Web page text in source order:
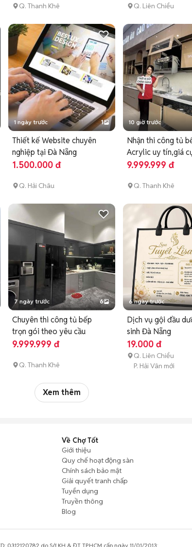
Q. Thanh Khê Q. Liên Chiểu
1 ngày trước 1
Thiết kế Website chuyên
nghiệp tại Đà Nẵng
1.500.000 đ
Q. Hải Châu
10 giờ trước
Nhận thi công tủ
Acrylic uy tín,giá
9.999.999 đ
Q. Thanh Khê
7 ngày trước 6
Chuyên thi công tủ bếp
trọn gói theo yêu cầu
9.999.999 đ
Q. Thanh Khê
6 ngày trước
Dịch vụ gội đầu
sinh Đà Nẵng
19.000 đ
Q. Liên Chiểu
P. Hải Vân mới
Xem thêm
Về Chợ Tốt
Giới thiệu
Quy chế hoạt động sàn
Chính sách bảo mật
Giải quyết tranh chấp
Tuyển dụng
Truyền thông
Blog
do Sở KH & ĐT TP.HCM cấp ngày 11/01/2013;